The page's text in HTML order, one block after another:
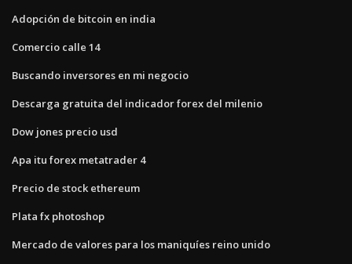
Adopción de bitcoin en india
Comercio calle 14
Buscando inversores en mi negocio
Descarga gratuita del indicador forex del milenio
Dow jones precio usd
Apa itu forex metatrader 4
Precio de stock ethereum
Plata fx photoshop
Mercado de valores para los maniquíes reino unido